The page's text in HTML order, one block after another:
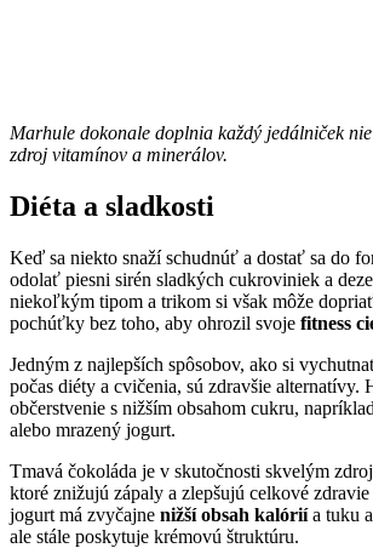
Marhule dokonale doplnia každý jedálniček
zdroj vitamínov a minerálov.
Diéta a sladkosti
Keď sa niekto snaží schudnúť a dostať sa do
odolať piesni sirén sladkých cukroviniek a
niekoľkým tipom a trikom si však môže
pochúťky bez toho, aby ohrozil svoje fitness
Jedným z najlepších spôsobov, ako si
počas diéty a cvičenia, sú zdravšie alternatívy.
občerstvenie s nižším obsahom cukru,
alebo mrazený jogurt.
Tmavá čokoláda je v skutočnosti skvelým
ktoré znižujú zápaly a zlepšujú celkové
jogurt má zvyčajne nižší obsah kalóriía tuku
ale stále poskytuje krémovú štruktúru.